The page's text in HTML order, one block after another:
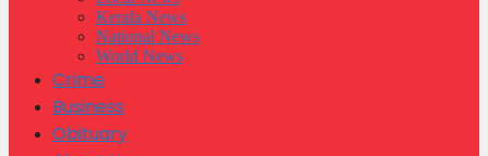
Kerala News
National News
World News
Crime
Business
Obituary